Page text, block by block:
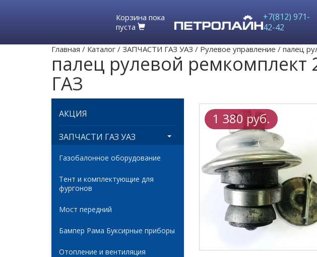
Корзина пока
пуста
+7(812) 971-
42-42
Главная / Каталог / ЗАПЧАСТИ ГАЗ УАЗ / Рулевое управление / палец
палец рулевой ремкомплект
ГАЗ
АКЦИЯ
ЗАПЧАСТИ ГАЗ УАЗ
Газобалонное оборудование
Тент и комплектующие для
фургонов
Мост передний
Бампер Рама Буксирные приборы
Отопление и вентиляция
1 380 руб.